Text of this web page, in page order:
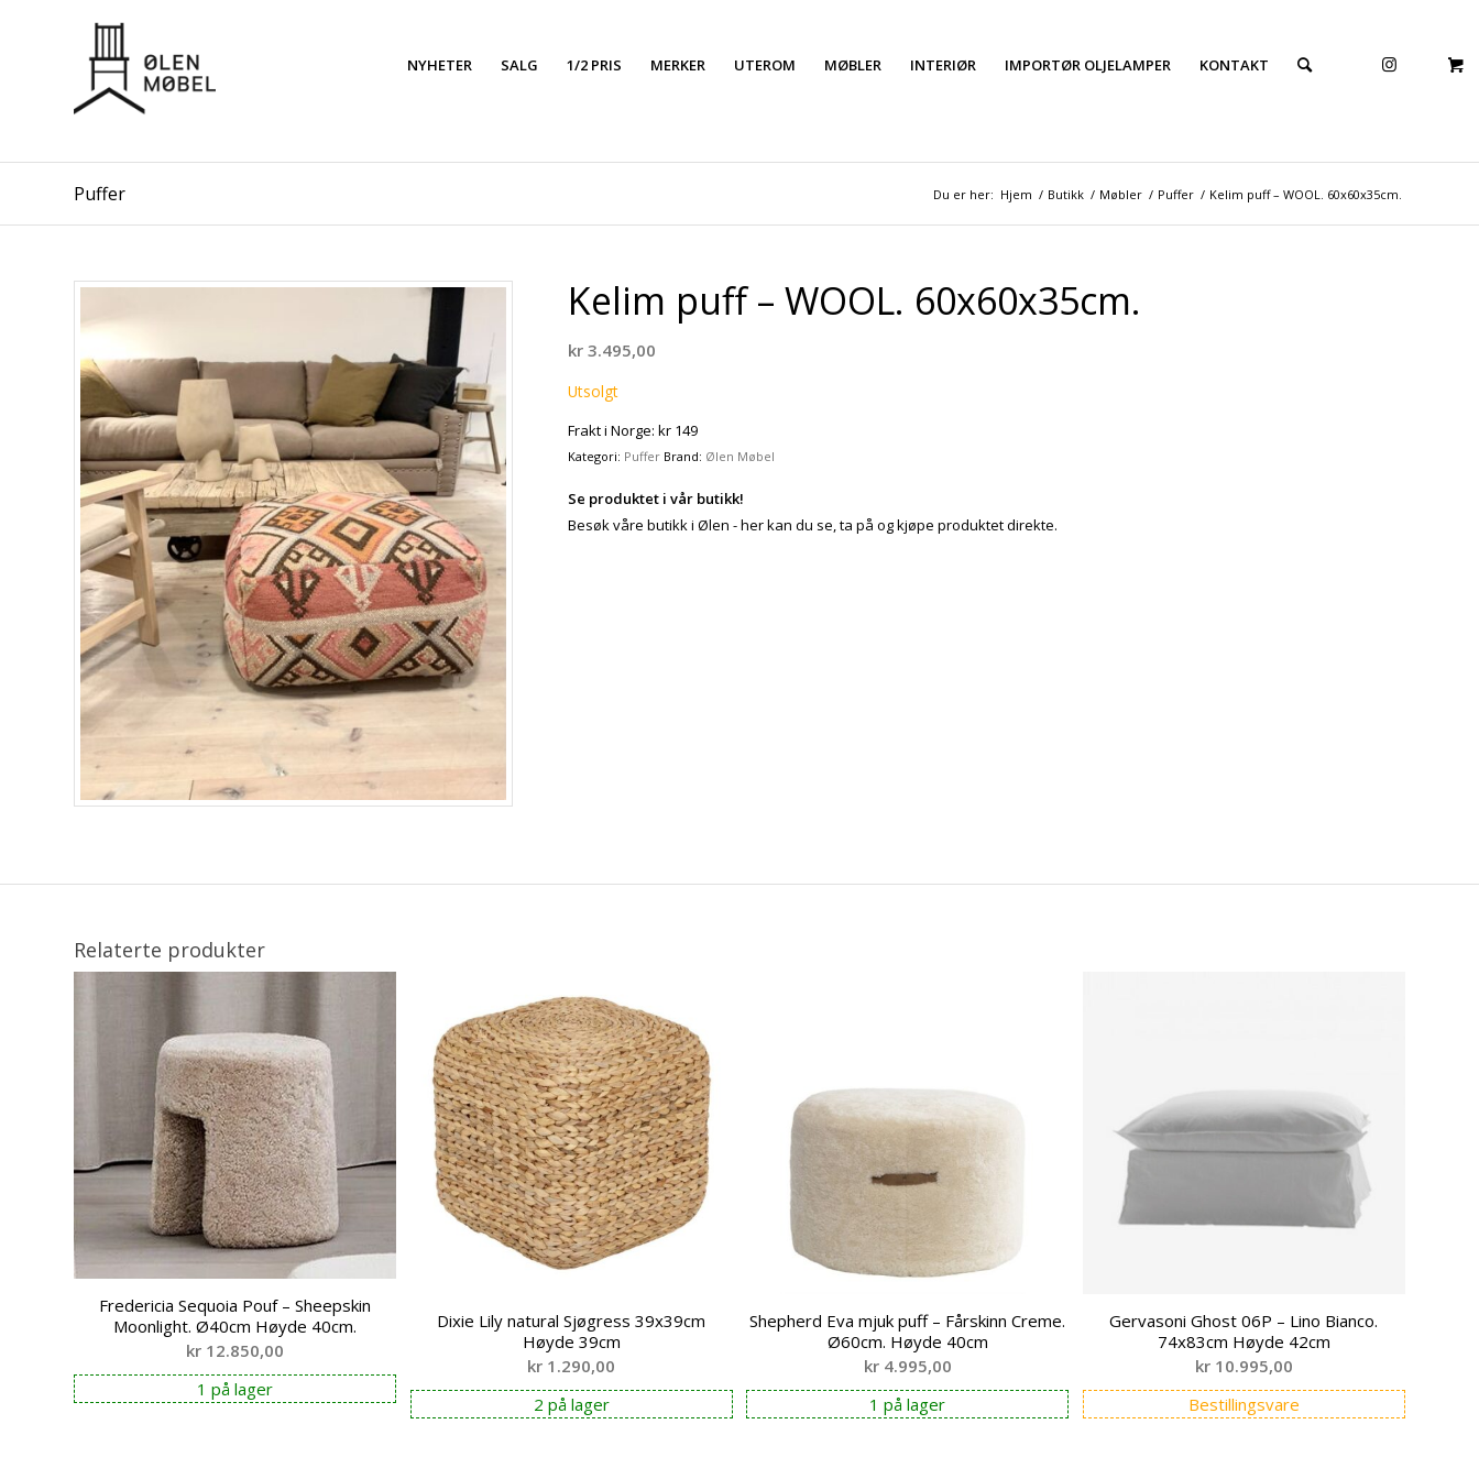
NYHETER SALG 1/2 PRIS MERKER UTEROM MØBLER INTERIØR IMPORTØR OLJELAMPER KONTAKT
Puffer Du er her: Hjem / Butikk / Møbler / Puffer / Kelim puff – WOOL. 60x60x35cm.
Kelim puff – WOOL. 60x60x35cm.
kr 3.495,00
Utsolgt
Frakt i Norge: kr 149
Kategori: Puffer Brand: Ølen Møbel
Se produktet i vår butikk!
Besøk våre butikk i Ølen - her kan du se, ta på og kjøpe produktet direkte.
Relaterte produkter
Fredericia Sequoia Pouf – Sheepskin
Moonlight. Ø40cm Høyde 40cm.
kr 12.850,00
1 på lager
Dixie Lily natural Sjøgress 39x39cm
Høyde 39cm
kr 1.290,00
2 på lager
Shepherd Eva mjuk puff – Fårskinn Creme.
Ø60cm. Høyde 40cm
kr4.995,00
1 på lager
Gervasoni Ghost 06P – Lino Bianco.
74x83cm Høyde 42cm
kr10.995,00
Bestillingsvare